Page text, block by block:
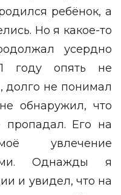
ребёнок, а
Но я какое-то
усердно
году опять не
долго не понимал
обнаружил, что
Его на
увлечение
Однажды я
и увидел, что на